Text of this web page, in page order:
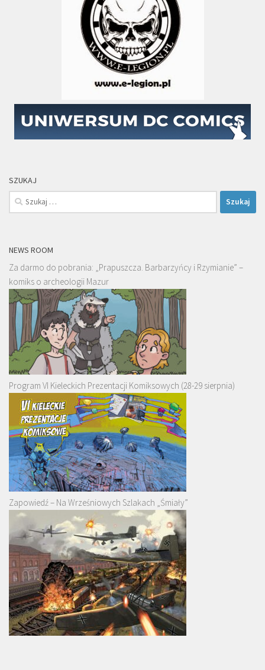
SZUKAJ
Szukaj:
NEWS ROOM
Za darmo do pobrania: „Prapuszcza. Barbarzyńcy i Rzymianie” –
komiks o archeologii Mazur
Program VI Kieleckich Prezentacji Komiksowych (28-29 sierpnia)
Zapowiedź – Na Wrześniowych Szlakach „Śmiały”